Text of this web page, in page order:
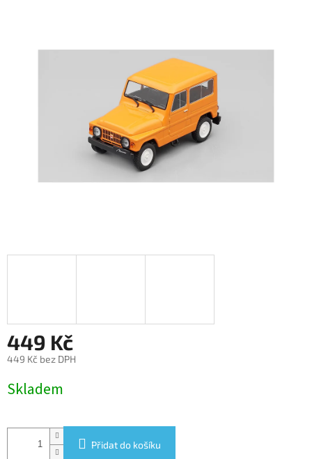
449 Kč
449 Kč bez DPH
cena:
Skladem
Přidat do košíku